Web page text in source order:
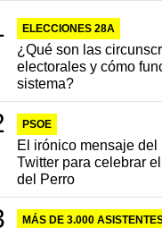
ELECCIONES 28A
¿Qué son las
electorales y cómo
sistema?
PSOE
El irónico mensaje del
Twitter para celebrar
del Perro
MÁS DE 3.000